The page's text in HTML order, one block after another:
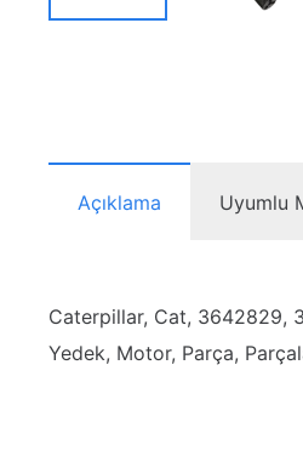
Açıklama Uyumlu
Caterpillar, Cat, 3642829,
Yedek, Motor, Parça,